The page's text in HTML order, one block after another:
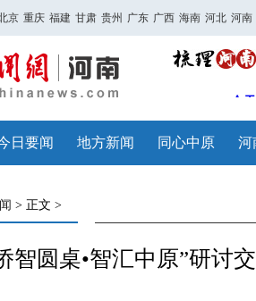
京 重庆 福建 甘肃 贵州 广东 广西 海南 河北 河南
日要闻 地方新闻 同心中原 河
> 正文 >
智圆桌•智汇中原”研讨